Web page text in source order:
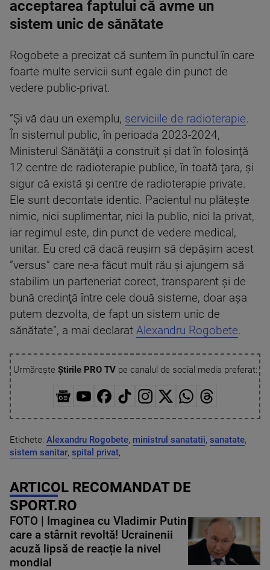
acceptarea faptului că avme un
sistem unic de sănătate
Rogobete a precizat că suntem în punctul în care
foarte multe servicii sunt egale din punct de
vedere public-privat.
”Şi vă dau un exemplu, serviciile de radioterapie.
În sistemul public, în perioada 2023-2024,
Ministerul Sănătăţii a construit şi dat în folosinţă
12 centre de radioterapie publice, în toată ţara, şi
sigur că există şi centre de radioterapie private.
Ele sunt decontate identic. Pacientul nu plăteşte
nimic, nici suplimentar, nici la public, nici la privat,
iar regimul este, din punct de vedere medical,
unitar. Eu cred că dacă reuşim să depăşim acest
”versus” care ne-a făcut mult rău şi ajungem să
stabilim un parteneriat corect, transparent şi de
bună credinţă între cele două sisteme, doar aşa
putem dezvolta, de fapt un sistem unic de
sănătate”, a mai declarat Alexandru Rogobete.
Urmărește Știrile PRO TVpe canalul de social media preferat:
Etichete: Alexandru Rogobete, ministrul sanatatii, sanatate,
sistem sanitar, spital privat,
ARTICOL RECOMANDAT DE
SPORT.RO
FOTO | Imaginea cu Vladimir Putin
care a stârnit revoltă! Ucrainenii
acuză lipsă de reacție la nivel
mondial